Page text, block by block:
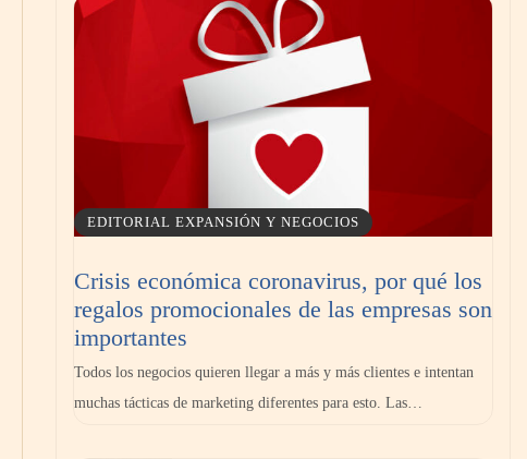
EDITORIAL EXPANSIÓN Y NEGOCIOS
Crisis económica coronavirus, por qué los
regalos promocionales de las empresas son
importantes
Todos los negocios quieren llegar a más y más clientes e intentan
muchas tácticas de marketing diferentes para esto. Las…